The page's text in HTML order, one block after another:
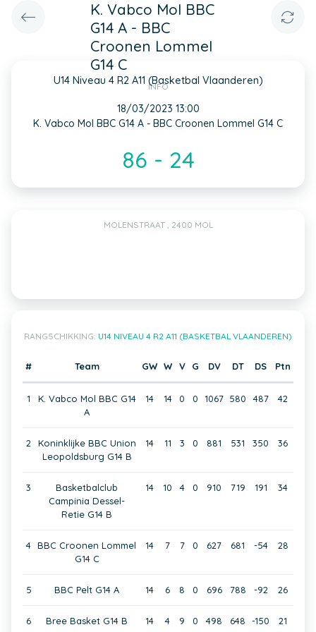
K. Vabco Mol BBC
G14 A - BBC
Croonen Lommel
G14 C
U14 Niveau 4 R2 A11 (Basketbal Vlaanderen)
INFO
18/03/2023 13:00
K. Vabco Mol BBC G14 A - BBC Croonen Lommel G14 C
86 - 24
MOLENSTRAAT , 2400 MOL
RANGSCHIKKING: U14 NIVEAU 4 R2 A11 (BASKETBAL VLAANDEREN)
# Team GW W V G DV DT DS Ptn
1
K. Vabco Mol BBC G14
A
14 14 0 0 1067 580 487 42
2
Koninklijke BBC Union
Leopoldsburg G14 B
14 11 3 0 881 531 350 36
3
Basketbalclub
Campinia Dessel-
Retie G14 B
14 10 4 0 910 719 191 34
4 BBC Croonen Lommel
G14 C
14 7 7 0 627 681 -54 28
5 BBC Pelt G14 A 14 6 8 0 696 788 -92 26
6 Bree Basket G14 B 14 4 9 0 498 648 -150 21